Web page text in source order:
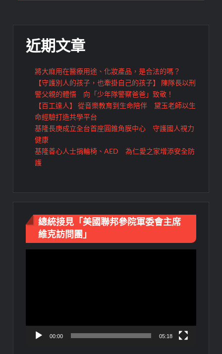
近期文章
將大麻用在醫療用途、化妝產品，是合法的嗎？
【守護別人的孩子，也牽掛自己的孩子】 陳隊長以刑
警父親的體悟 向「少年隊警察爸爸」致敬！
【百工達人】 從音樂教育到生命陪伴 黛玉老師以生
命經驗打造共學平台
基隆長庚成立全台首座圓錐角膜中心 守護國人視力
健康
基隆善心人士捐輪椅、AED 為仁愛之家增添安全防
護
總統接見「美國聯邦參院軍委會主席
維克訪問團」
00:00 05:18